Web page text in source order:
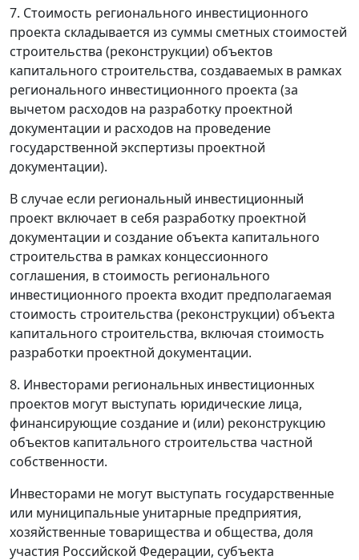
7. Стоимость регионального инвестиционного
проекта складывается из суммы сметных стоимостей
строительства (реконструкции) объектов
капитального строительства, создаваемых в рамках
регионального инвестиционного проекта (за
вычетом расходов на разработку проектной
документации и расходов на проведение
государственной экспертизы проектной
документации).
В случае если региональный инвестиционный
проект включает в себя разработку проектной
документации и создание объекта капитального
строительства в рамках концессионного
соглашения, в стоимость регионального
инвестиционного проекта входит предполагаемая
стоимость строительства (реконструкции) объекта
капитального строительства, включая стоимость
разработки проектной документации.
8. Инвесторами региональных инвестиционных
проектов могут выступать юридические лица,
финансирующие создание и (или) реконструкцию
объектов капитального строительства частной
собственности.
Инвесторами не могут выступать государственные
или муниципальные унитарные предприятия,
хозяйственные товарищества и общества, доля
участия Российской Федерации, субъекта